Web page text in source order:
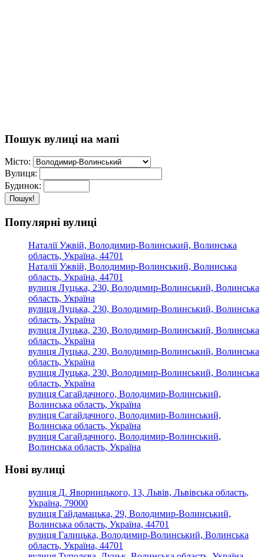
Пошук вулиці на мапі
Місто:
Вулиця:
Будинок:
Пошук!
Популярні вулиці
Наталії Ужвій, Володимир-Волинський, Волинська
область, Україна, 44701
Наталії Ужвій, Володимир-Волинський, Волинська
область, Україна, 44701
вулиця Луцька, 230, Володимир-Волинський, Волинська
область, Україна
вулиця Луцька, 230, Володимир-Волинський, Волинська
область, Україна
вулиця Луцька, 230, Володимир-Волинський, Волинська
область, Україна
вулиця Луцька, 230, Володимир-Волинський, Волинська
область, Україна
вулиця Луцька, 230, Володимир-Волинський, Волинська
область, Україна
вулиця Сагайдачного, Володимир-Волинський,
Волинська область, Україна
вулиця Сагайдачного, Володимир-Волинський,
Волинська область, Україна
вулиця Сагайдачного, Володимир-Волинський,
Волинська область, Україна
Нові вулиці
вулиця Д. Яворницького, 13, Львів, Львівська область,
Україна, 79000
вулиця Гайдамацька, 29, Володимир-Волинський,
Волинська область, Україна, 44701
вулиця Галицька, Володимир-Волинський, Волинська
область, Україна, 44701